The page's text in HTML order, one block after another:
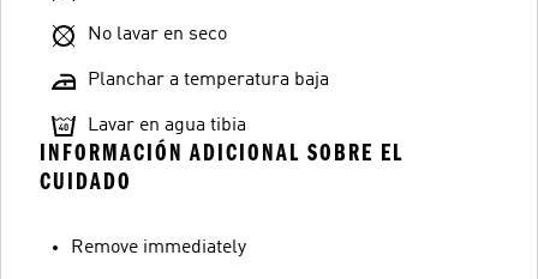
No lavar en seco
Planchar a temperatura baja
Lavar en agua tibia
INFORMACIÓN ADICIONAL SOBRE EL
CUIDADO
Remove immediately